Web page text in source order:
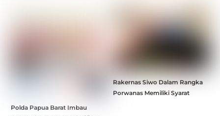
Polda Papua Barat Imbau
Rakernas Siwo Dalam Rangka
Porwanas Memiliki Syarat